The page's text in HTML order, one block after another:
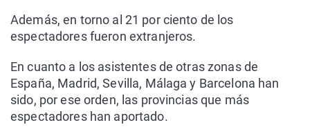
Además, en torno al 21 por ciento de los
espectadores fueron extranjeros.
En cuanto a los asistentes de otras zonas de
España, Madrid, Sevilla, Málaga y Barcelona han
sido, por ese orden, las provincias que más
espectadores han aportado.